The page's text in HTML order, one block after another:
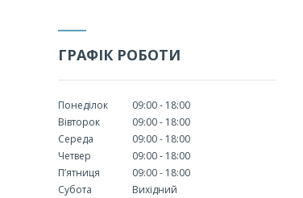
ГРАФІК РОБОТИ
Понеділок 09:00
18:00
Вівторок
09:00
18:00
Середа
09:00
18:00
Четвер
09:00
18:00
Пʼятниця
09:00
18:00
Субота
Вихідний